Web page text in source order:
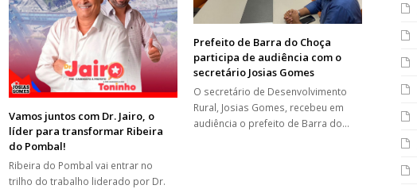
Vamos juntos com Dr. Jairo, o
líder para transformar Ribeira
do Pombal!
Ribeira do Pombal vai entrar no
trilho do trabalho liderado por Dr.
Prefeito de Barra do Choça
participa de audiência com o
secretário Josias Gomes
O secretário de Desenvolvimento
Rural, Josias Gomes, recebeu em
audiência o prefeito de Barra do…